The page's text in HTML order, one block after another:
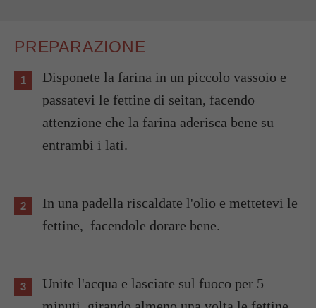
PREPARAZIONE
Disponete la farina in un piccolo vassoio e
passatevi le fettine di seitan, facendo
attenzione che la farina aderisca bene su
entrambi i lati.
In una padella riscaldate l'olio e mettetevi le
fettine, facendole dorare bene.
Unite l'acqua e lasciate sul fuoco per 5